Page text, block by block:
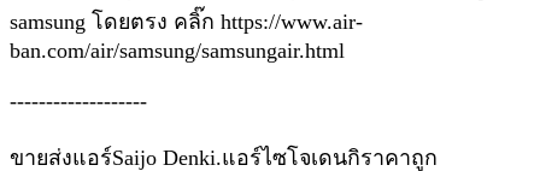
samsung โดยตรง คลิ๊ก https://www.air-
ban.com/air/samsung/samsungair.html
-------------------
ขายส่งแอร์Saijo Denki.แอร์ไซโจเดนกิราคาถูก